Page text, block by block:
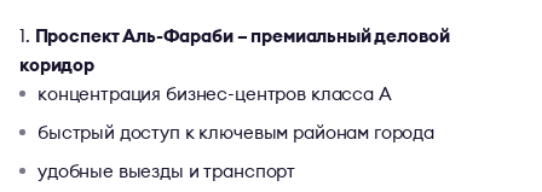
Проспект Аль-Фараби – премиальный деловой
коридор
концентрация бизнес-центров класса A
быстрый доступ к ключевым районам города
удобные выезды и транспорт